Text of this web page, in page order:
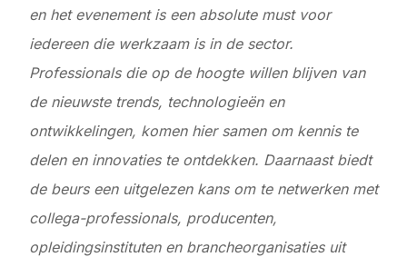
en het evenement is een absolute must voor
iedereen die werkzaam is in de sector.
Professionals die op de hoogte willen blijven van
de nieuwste trends, technologieën en
ontwikkelingen, komen hier samen om kennis te
delen en innovaties te ontdekken. Daarnaast biedt
de beurs een uitgelezen kans om te netwerken met
collega-professionals, producenten,
opleidingsinstituten en brancheorganisaties uit